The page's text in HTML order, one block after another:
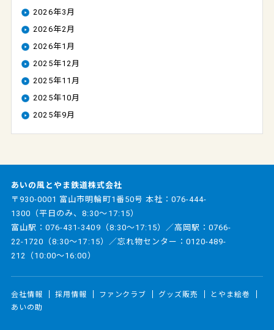
2026年3月
2026年2月
2026年1月
2025年12月
2025年11月
2025年10月
2025年9月
あいの風とやま鉄道株式会社
〒930-0001 富山市明輪町1番50号 本社： 076-444-
1300 （平日のみ、8:30～17:15）
富山駅：076-431-3409 （8:30～17:15）／高岡駅：0766-
22-1720 （8:30～17:15）／忘れ物センター：0120-489-
212
（10:00～16:00）
会社情報 採用情報 ファンクラブ グッズ販売
とやま絵巻
あいの助